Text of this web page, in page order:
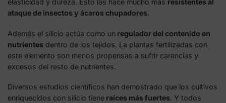
elasticidad y dureza. Esto las hace mucho más resistentes al
ataque de insectos y ácaros chupadores.
Además el silicio actúa como un regulador del contenido en
nutrientes dentro de los tejidos. La plantas fertilizadas con
este elemento son menos propensas a sufrir carencias y
excesos del resto de nutrientes.
Diversos estudios científicos han demostrado que los cultivos
enriquecidos con silicio tiene raíces más fuertes. Y todos